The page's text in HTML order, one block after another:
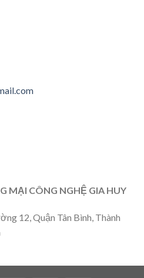
MẠI CÔNG NGHỆ GIA HUY
12, Quận Tân Bình, Thành